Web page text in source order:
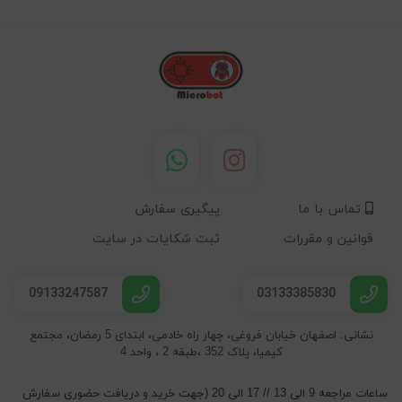
تماس با ما
پیگیری سفارش
قوانین و مقررات
ثبت شکایات در سایت
03133385830
09133247587
نشانی: اصفهان خیابان فروغی، چهار راه خادمی، ابتدای 5 رمضان، مجتمع
کیمیا، پلاک 352 ،طبقه 2 ، واحد 4
ساعات مراجعه 9 الی 13 // 17 الی 20 (جهت خرید و دریافت حضوری سفارش